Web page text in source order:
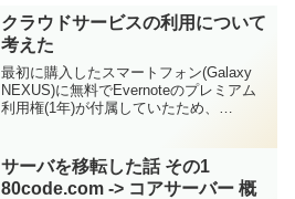
クラウドサービスの利用について
考えた
最初に購入したスマートフォン(Galaxy
NEXUS)に無料でEvernoteのプレミアム
利用権(1年)が付属していたため、
たが、先日PCの誤操作(PCのタッ...
サーバを移転した話 その1
80code.com -> コアサーバー 概